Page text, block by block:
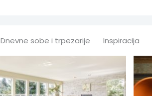
Dnevne sobe i trpezarije Inspiracija